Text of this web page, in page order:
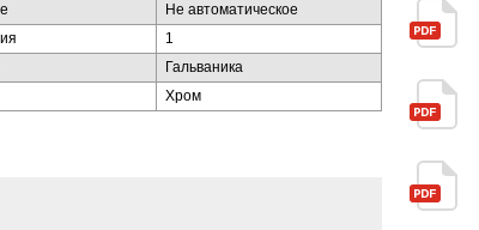
Не автоматическое
1
Гальваника
Хром